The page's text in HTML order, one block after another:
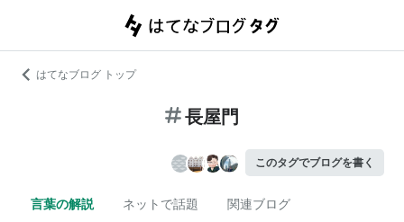
はてなブログ トップ
長屋門
このタグでブログを書く
言葉の解説 ネットで話題 関連ブログ